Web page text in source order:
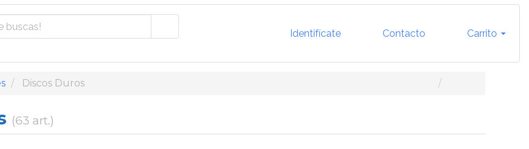
Identifícate Contacto Carrito
Discos Duros
(63 art.)